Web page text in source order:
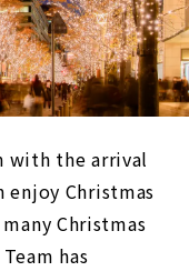
with the arrival
Christmas
Christmas
has